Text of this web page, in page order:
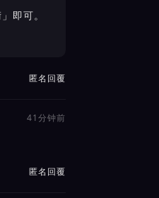
即可。
匿名回覆
41分钟前
匿名回覆